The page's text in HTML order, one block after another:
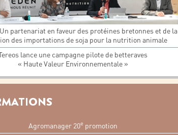
Un partenariat en faveur des protéines bretonnes et de la
des importations de soja pour la nutrition animale
lance une campagne pilote de betteraves
« Haute Valeur Environnementale »
Agromanager 20e promotion